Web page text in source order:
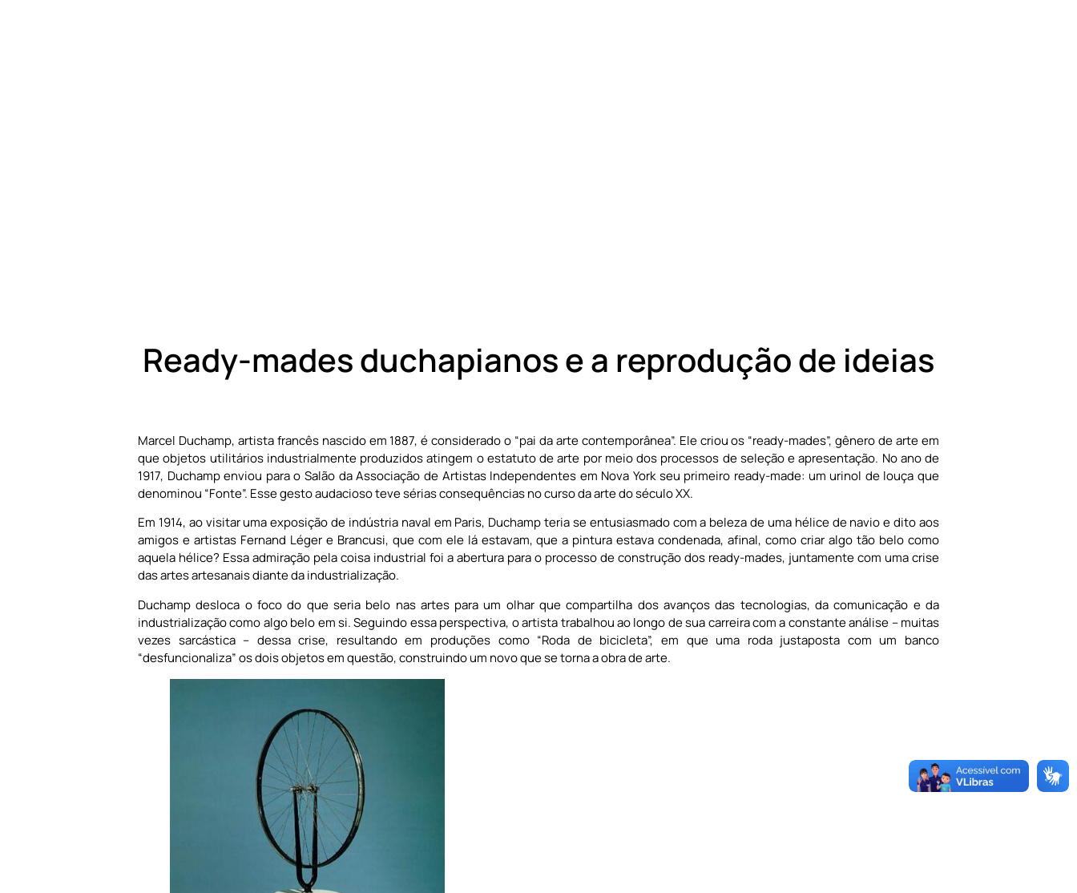
Ready-mades duchapianos e a reprodução de ideias
Marcel Duchamp, artista francês nascido em 1887, é considerado o “pai da arte contemporânea”. Ele criou os “ready-mades”, gênero de arte em
que objetos utilitários industrialmente produzidos atingem o estatuto de arte por meio dos processos de seleção e apresentação. No ano de
1917, Duchamp enviou para o Salão da Associação de Artistas Independentes em Nova York seu primeiro ready-made: um urinol de louça que
denominou “Fonte”. Esse gesto audacioso teve sérias consequências no curso da arte do século XX.
Em 1914, ao visitar uma exposição de indústria naval em Paris, Duchamp teria se entusiasmado com a beleza de uma hélice de navio e dito aos
amigos e artistas Fernand Léger e Brancusi, que com ele lá estavam, que a pintura estava condenada, afinal, como criar algo tão belo como
aquela hélice? Essa admiração pela coisa industrial foi a abertura para o processo de construção dos ready-mades, juntamente com uma crise
das artes artesanais diante da industrialização.
Duchamp desloca o foco do que seria belo nas artes para um olhar que compartilha dos avanços das tecnologias, da comunicação e da
industrialização como algo belo em si. Seguindo essa perspectiva, o artista trabalhou ao longo de sua carreira com a constante análise – muitas
vezes sarcástica – dessa crise, resultando em produções como “Roda de bicicleta”, em que uma roda justaposta com um banco
“desfuncionaliza” os dois objetos em questão, construindo um novo que se torna a obra de arte.